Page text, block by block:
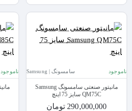
ناموجود سامسونگ | Samsung
مانیتور صنعتی سامسونگ Samsung
QM75C سایز 75 اینچ
290,000,000 تومان
ناموجود